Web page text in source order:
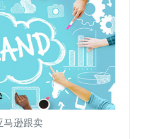
马逊跟卖